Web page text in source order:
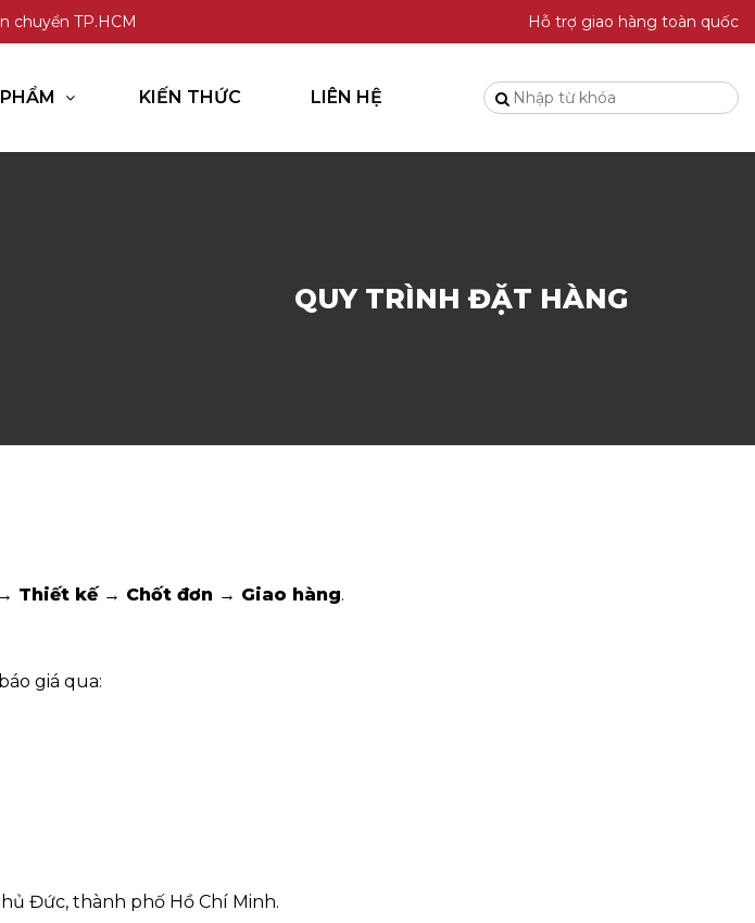
chuyển TP.HCM Hỗ trợ giao hàng toàn quốc
KIẾN THỨC LIÊN HỆ
QUY TRÌNH ĐẶT HÀNG
Thiết kế → Chốt đơn → Giao hàng.
giá qua:
Đức, thành phố Hồ Chí Minh.